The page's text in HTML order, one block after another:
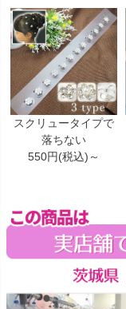
スクリュータイプで
落ちない
550円(税込)～